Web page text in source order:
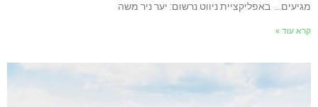
מגיעים… באפליקציית ניווט נרשום: יער ניר משה
קרא עוד »